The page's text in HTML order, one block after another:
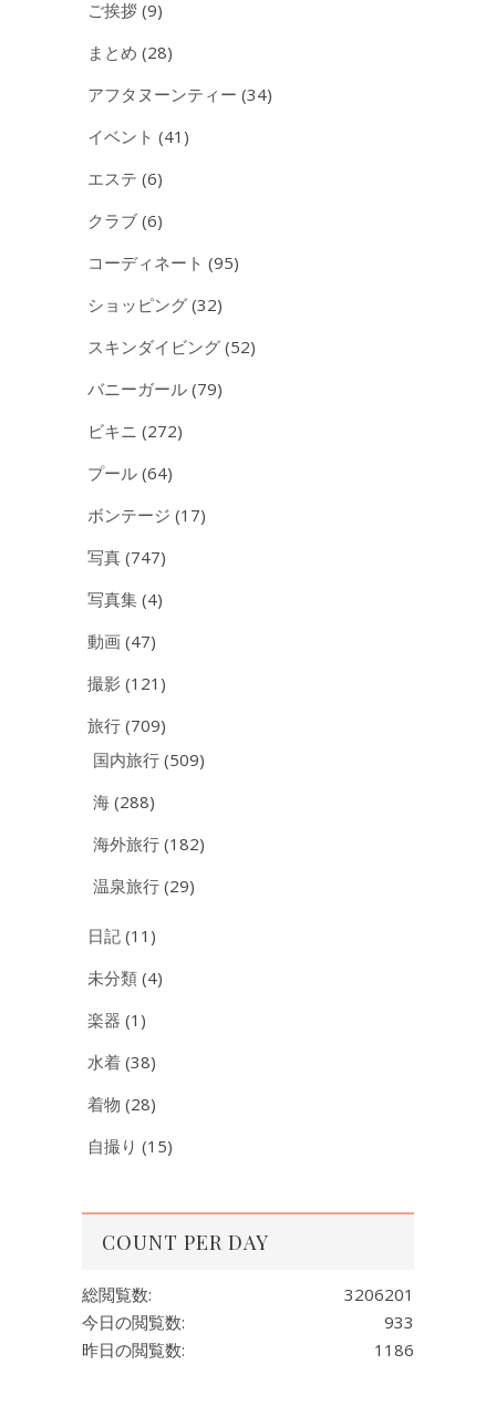
ご挨拶 (9)
まとめ (28)
アフタヌーンティー (34)
イベント (41)
エステ (6)
クラブ (6)
コーディネート (95)
ショッピング (32)
スキンダイビング (52)
バニーガール (79)
ビキニ (272)
プール (64)
ボンテージ (17)
写真 (747)
写真集 (4)
動画 (47)
撮影 (121)
旅行 (709)
国内旅行 (509)
海 (288)
海外旅行 (182)
温泉旅行 (29)
日記 (11)
未分類 (4)
楽器 (1)
水着 (38)
着物 (28)
自撮り (15)
COUNT PER DAY
3206201
総閲覧数:
933
今日の閲覧数:
1186
昨日の閲覧数: